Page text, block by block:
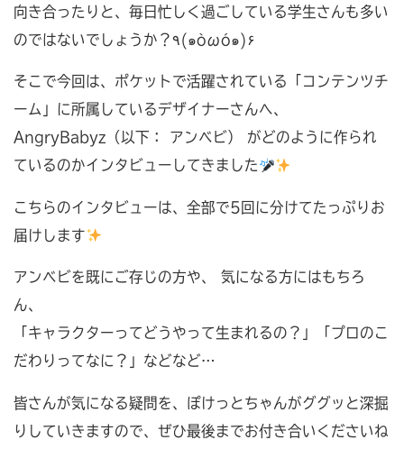
向き合ったりと、毎日忙しく過ごしている学生さんも多い
のではないでしょうか？٩(๑òωó๑)۶
そこで今回は、ポケットで活躍されている「コンテンツチ
ーム」に所属しているデザイナーさんへ、
AngryBabyz（以下： アンベビ） がどのように作られ
ているのかインタビューしてきました
こちらのインタビューは、全部で5回に分けてたっぷりお
届けします
アンベビを既にご存じの方や、 気になる方にはもちろ
ん、
「キャラクターってどうやって生まれるの？」「プロのこ
だわりってなに？」などなど…
皆さんが気になる疑問を、ぽけっとちゃんがググッと深掘
りしていきますので、ぜひ最後までお付き合いくださいね